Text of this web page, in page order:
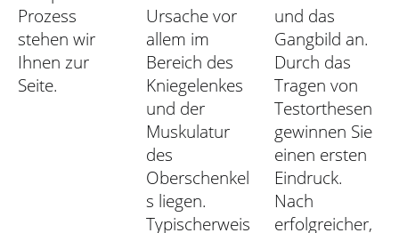
Prozess
stehen wir
Ihnen zur
Seite.
Ursache vor
allem im
Bereich des
Kniegelenkes
und der
Muskulatur
des
Oberschenkel
s liegen.
Typischerweis
und das
Gangbild an.
Durch das
Tragen von
Testorthesen
gewinnen Sie
einen ersten
Eindruck.
Nach
erfolgreicher,